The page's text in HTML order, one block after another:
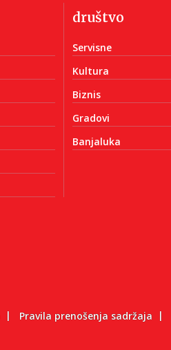
društvo
Servisne
Kultura
Biznis
Gradovi
Banjaluka
Pravila prenošenja sadržaja